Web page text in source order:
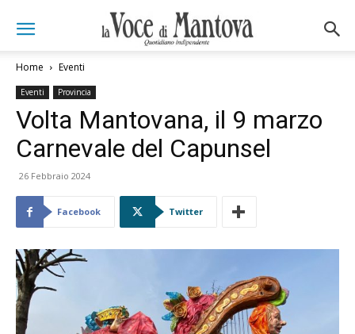
Home Eventi
Eventi Provincia
Volta Mantovana, il 9 marzo
Carnevale del Capunsel
26 Febbraio 2024
Facebook Twitter